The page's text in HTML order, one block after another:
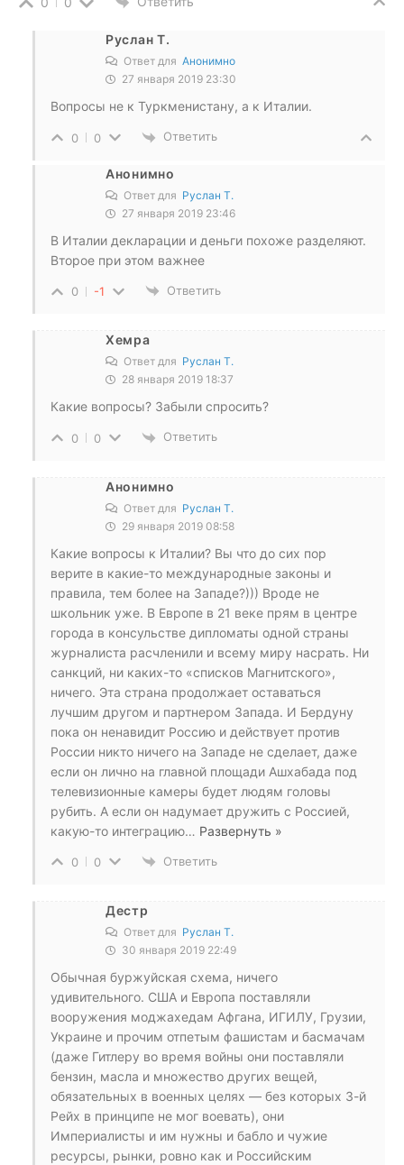
Руслан Т.
Ответ для Анонимно
27 января 2019 23:30
Вопросы не к Туркменистану, а к Италии.
0 0 Ответить
Анонимно
Ответ для Руслан Т.
27 января 2019 23:46
В Италии декларации и деньги похоже разделяют.
Второе при этом важнее
0 -1 Ответить
Хемра
Ответ для Руслан Т.
28 января 2019 18:37
Какие вопросы? Забыли спросить?
0 0 Ответить
Анонимно
Ответ для Руслан Т.
29 января 2019 08:58
Какие вопросы к Италии? Вы что до сих пор
верите в какие-то международные законы и
правила, тем более на Западе?))) Вроде не
школьник уже. В Европе в 21 веке прям в центре
города в консульстве дипломаты одной страны
журналиста расчленили и всему миру насрать. Ни
санкций, ни каких-то «списков Магнитского»,
ничего. Эта страна продолжает оставаться
лучшим другом и партнером Запада. И Бердуну
пока он ненавидит Россию и действует против
России никто ничего на Западе не сделает, даже
если он лично на главной площади Ашхабада под
телевизионные камеры будет людям головы
рубить. А если он надумает дружить с Россией,
какую-то интеграцию… Развернуть »
0 0 Ответить
Дестр
Ответ для Руслан Т.
30 января 2019 22:49
Обычная буржуйская схема, ничего
удивительного. США и Европа поставляли
вооружения моджахедам Афгана, ИГИЛУ, Грузии,
Украине и прочим отпетым фашистам и басмачам
(даже Гитлеру во время войны они поставляли
бензин, масла и множество других вещей,
обязательных в военных целях — без которых 3-й
Рейх в принципе не мог воевать), они
Империалисты и им нужны и бабло и чужие
ресурсы, рынки, ровно как и Российским